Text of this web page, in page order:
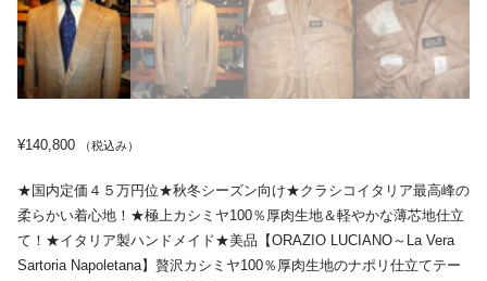
¥140,800 （税込み）
★国内定価４５万円位★秋冬シーズン向け★クラシコイタリア最高峰の
柔らかい着心地！★極上カシミヤ100％厚肉生地＆軽やかな薄芯地仕立
て！★イタリア製ハンドメイド★美品【ORAZIO LUCIANO～La Vera
Sartoria Napoletana】贅沢カシミヤ100％厚肉生地のナポリ仕立てテー